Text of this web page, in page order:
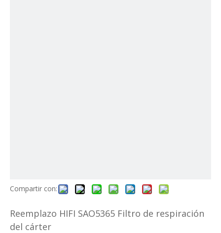
Compartir con:
Reemplazo HIFI SAO5365 Filtro de respiración
del cárter